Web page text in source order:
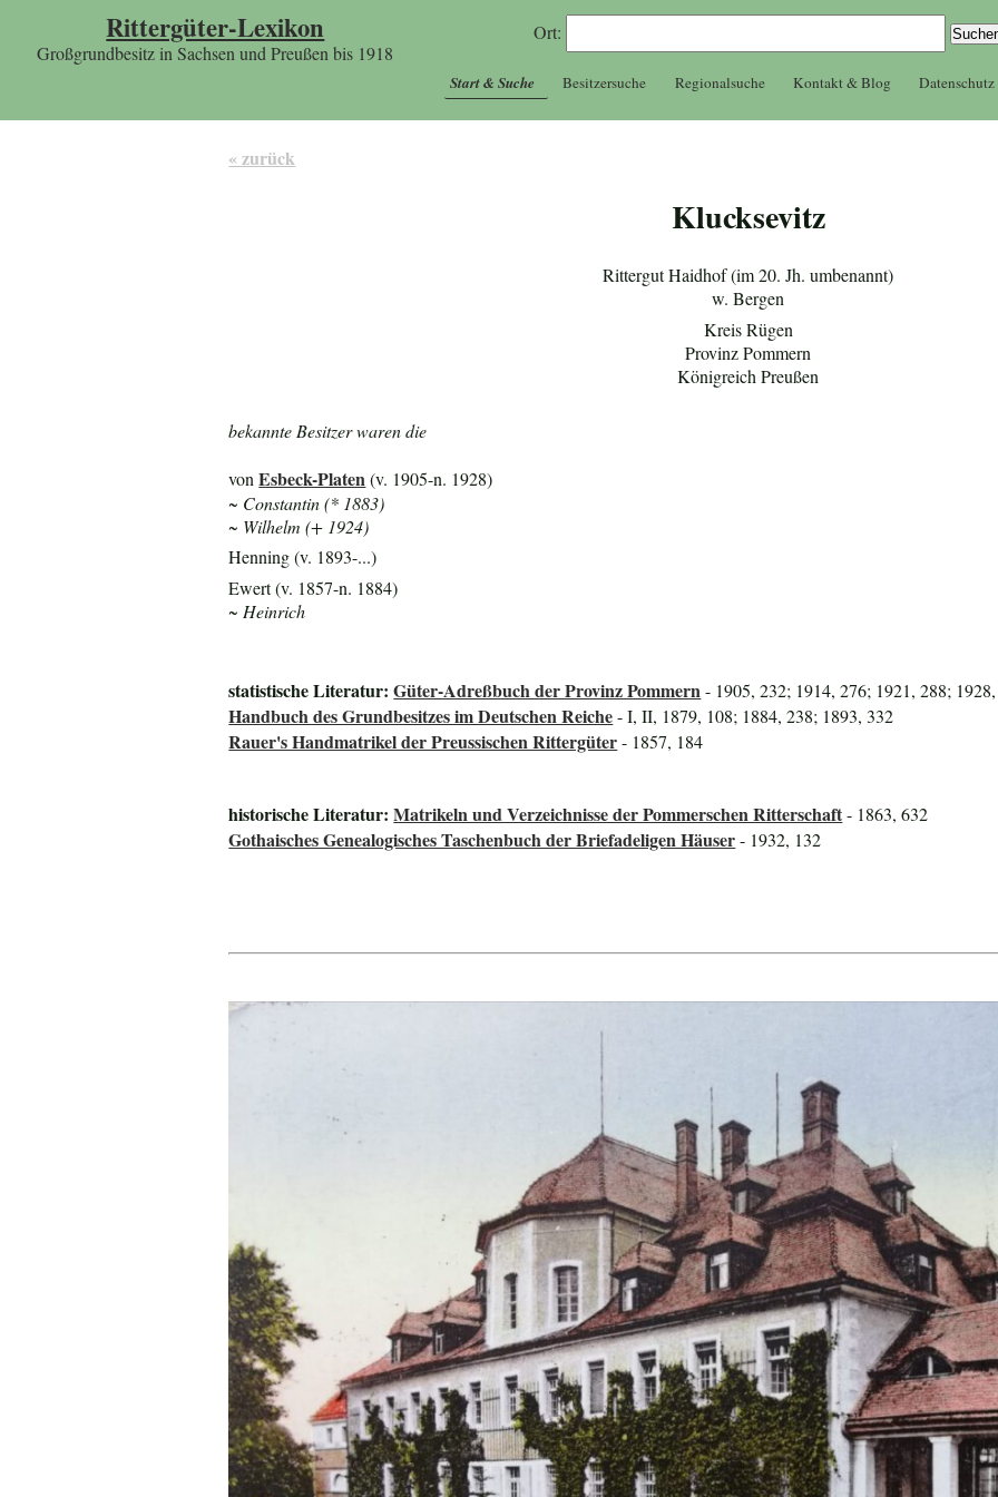
Rittergüter-Lexikon
Großgrundbesitz in Sachsen und Preußen bis 1918
Ort:
Start & Suche Besitzersuche Regionalsuche Kontakt & Blog Datenschutz
« zurück
Klucksevitz
Rittergut Haidhof (im 20. Jh. umbenannt)
w. Bergen
Kreis Rügen
Provinz Pommern
Königreich Preußen
bekannte Besitzer waren die
vonEsbeck-Platen (v. 1905-n. 1928)
~ Constantin (* 1883)
~ Wilhelm (+ 1924)
Henning (v. 1893-...)
Ewert (v. 1857-n. 1884)
~ Heinrich
statistische Literatur:Güter-Adreßbuch der Provinz Pommern - 1905, 232; 1914, 276; 1921, 288;
Handbuch des Grundbesitzes im Deutschen Reiche- I, II, 1879, 108; 1884, 238; 1893, 332
Rauer's Handmatrikel der Preussischen Rittergüter- 1857, 184
historische Literatur:Matrikeln und Verzeichnisse der Pommerschen Ritterschaft- 1863, 632
Gothaisches Genealogisches Taschenbuch der Briefadeligen Häuser- 1932, 132